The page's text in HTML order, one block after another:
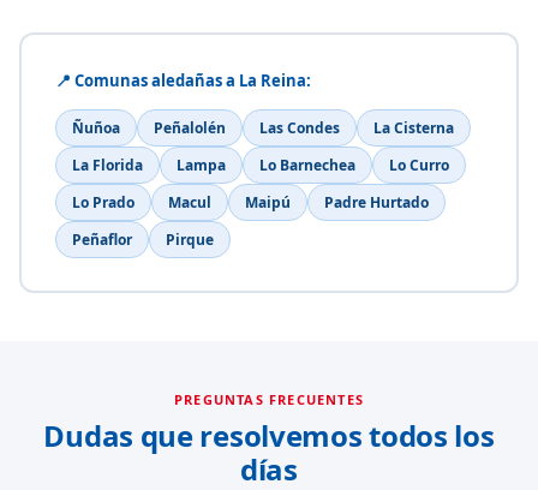
📍 Comunas aledañas a La Reina:
Ñuñoa Peñalolén Las Condes
La Cisterna
La Florida
Lampa Lo Barnechea
Lo Curro
Lo Prado
Macul Maipú
Padre Hurtado
Peñaflor
Pirque
PREGUNTAS FRECUENTES
Dudas que resolvemos todos los
días